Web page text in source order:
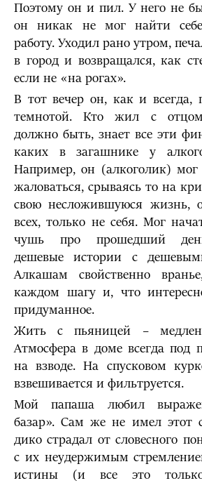
Поэтому он и пил. У него не
он никак не мог найти
работу. Уходил рано утром,
в город и возвращался, как
если не «на рогах».
В тот вечер он, как и всегда,
темнотой. Кто жил с
должно быть, знает все эти
каких в загашнике у
Например, он (алкоголик) мог
жаловаться, срываясь то на
свою несложившуюся жизнь,
всех, только не себя. Мог
чушь про прошедший
дешевые истории с
Алкашам свойственно
каждом шагу и, что
придуманное.
Жить с пьяницей –
Атмосфера в доме всегда под
на взводе. На спусковом
взвешивается и фильтруется.
Мой папаша любил
базар». Сам же не имел этот
дико страдал от словесного
с их неудержимым
истины (и все это